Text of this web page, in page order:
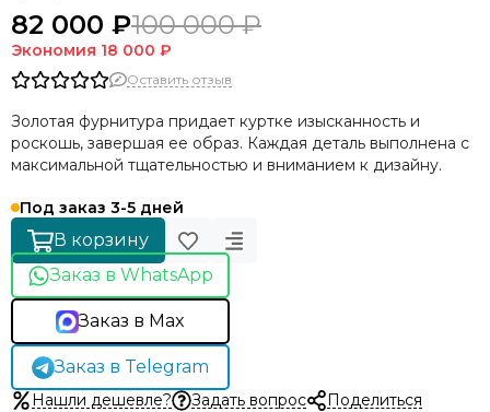
82 000 ₽100 000 ₽
Экономия 18 000 ₽
Оставить отзыв
Золотая фурнитура придает куртке изысканность и
роскошь, завершая ее образ. Каждая деталь выполнена с
максимальной тщательностью и вниманием к дизайну.
Под заказ 3-5 дней
В корзину
Заказ в WhatsApp
Заказ в Max
Заказ в Telegram
Нашли дешевле? Задать вопрос Поделиться